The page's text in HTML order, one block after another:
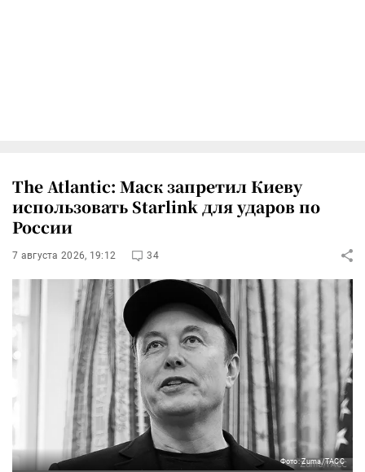
The Atlantic: Маск запретил Киеву
использовать Starlink для ударов по
России
7 августа 2026, 19:12 34
Фото: Zuma/ТАСС